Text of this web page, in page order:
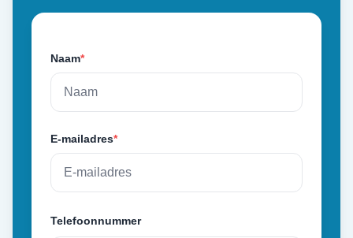
Naam*
E-mailadres*
Telefoonnummer